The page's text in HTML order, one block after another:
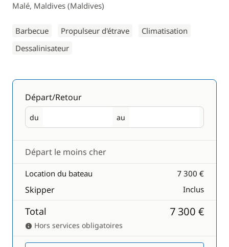
Malé, Maldives (Maldives)
Barbecue Propulseur d'étrave
Climatisation
Dessalinisateur
Départ/Retour
du
Départ au
Retour
Départ le moins cher
Location du bateau 7 300 €
Skipper Inclus
Total 7 300 €
Hors services obligatoires